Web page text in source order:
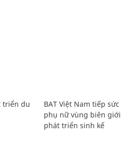
triển du
BAT Việt Nam tiếp sức
phụ nữ vùng biên giới
phát triển sinh kế